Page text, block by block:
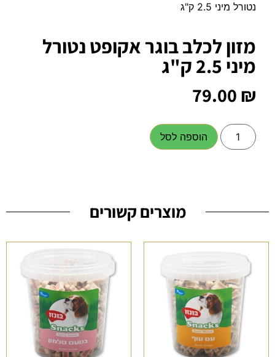
נטורל מיני 2.5 ק"ג
מזון לכלב בוגר אקופט נטורל
מיני 2.5 ק"ג
79.00 ₪
הוספה לסל
מוצרים קשורים